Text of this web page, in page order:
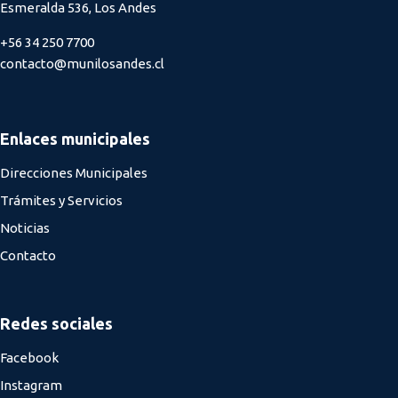
Esmeralda 536, Los Andes
+56 34 250 7700
contacto@munilosandes.cl
Enlaces municipales
Direcciones Municipales
Trámites y Servicios
Noticias
Contacto
Redes sociales
Facebook
Instagram